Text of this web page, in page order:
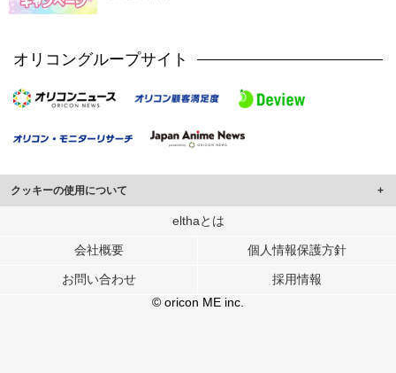
オリコングループサイト
クッキーの使用について
このサイトでは Cookie を使用して、ユーザーに合わせたコンテンツや広告の
行っています。
メディアや広告配信、データ解析の各パートナーに提供しています。
ユーザーが各パートナーのサービスを使用したときに収集した他の情報を組み
elthaとは
会社概要 個人情報保護方針
お問い合わせ
採用情報
© oricon ME inc.